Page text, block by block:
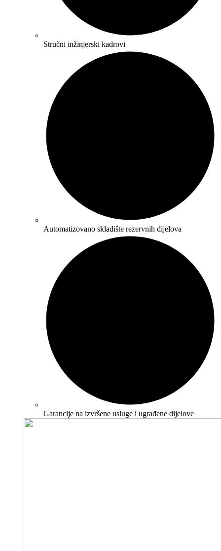
Stručni inžinjerski kadrovi
Automatizovano skladište rezervnih dijelova
Garancije na izvršene usluge i ugrađene dijelove